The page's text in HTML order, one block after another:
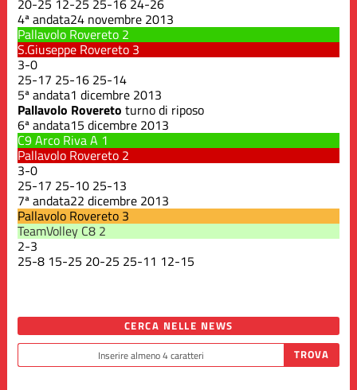
4ª andata24 novembre 2013
Pallavolo Rovereto 2
S.Giuseppe Rovereto 3
3-0
25-17 25-16 25-14
5ª andata1 dicembre 2013
Pallavolo Rovereto turno di riposo
6ª andata15 dicembre 2013
C9 Arco Riva A 1
Pallavolo Rovereto 2
3-0
25-17 25-10 25-13
7ª andata22 dicembre 2013
Pallavolo Rovereto 3
TeamVolley C8 2
2-3
25-8 15-25 20-25 25-11 12-15
CERCA NELLE NEWS